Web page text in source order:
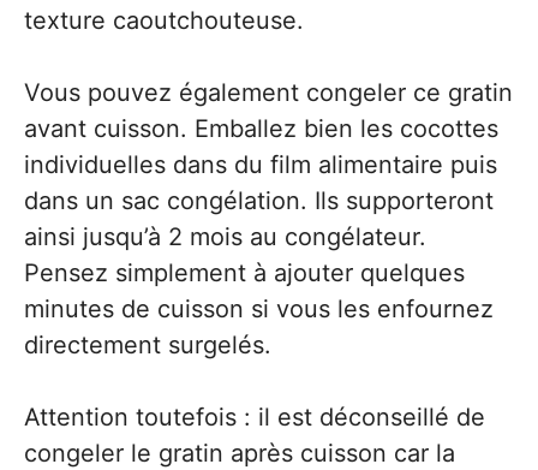
texture caoutchouteuse.
Vous pouvez également congeler ce gratin
avant cuisson. Emballez bien les cocottes
individuelles dans du film alimentaire puis
dans un sac congélation. Ils supporteront
ainsi jusqu’à 2 mois au congélateur.
Pensez simplement à ajouter quelques
minutes de cuisson si vous les enfournez
directement surgelés.
Attention toutefois : il est déconseillé de
congeler le gratin après cuisson car la